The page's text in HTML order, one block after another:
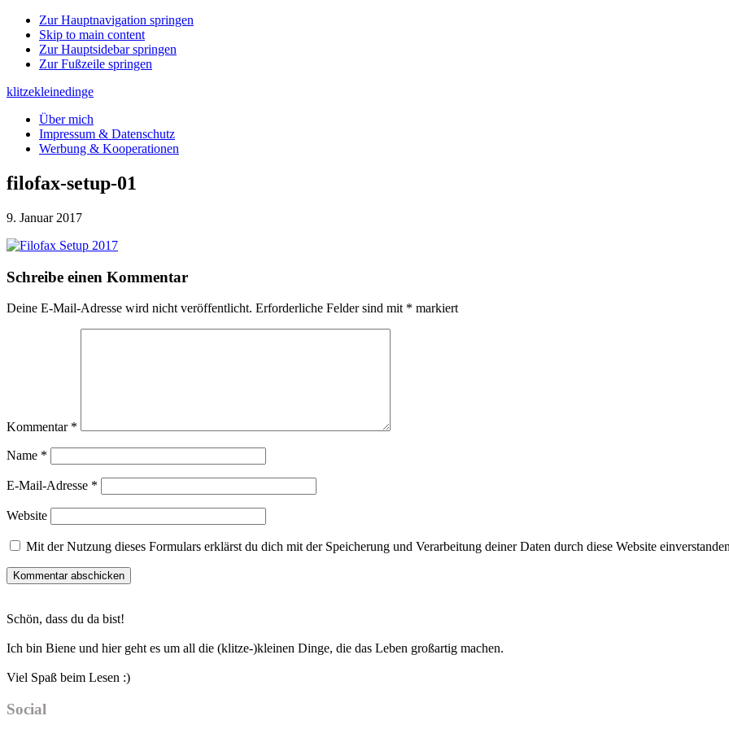
Zur Hauptnavigation springen
Skip to main content
Zur Hauptsidebar springen
Zur Fußzeile springen
klitzekleinedinge
Über mich
Impressum & Datenschutz
Werbung & Kooperationen
filofax-setup-01
9. Januar 2017
Leser-
Schreibe einen Kommentar
Deine E-Mail-Adresse wird nicht veröffentlicht. Erforderliche Felder sind mit * markiert
Kommentar *
Name *
E-Mail-Adresse *
Website
Mit der Nutzung dieses Formulars erklärst du dich mit der Speicherung und Verarbeitung deiner Daten durch diese Website
Sidebar
Schön, dass du da bist!
Ich bin Biene und hier geht es um all die (klitze-)kleinen Dinge, die das Leben großartig machen.
Viel Spaß beim Lesen :)
Social